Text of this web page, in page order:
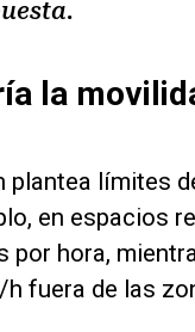
la
plantea límites
en espacios
por hora,
fuera de las